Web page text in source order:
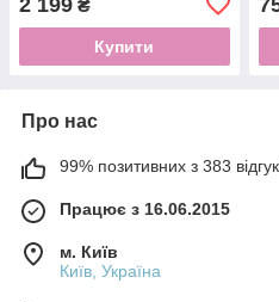
₴
Купити
Про нас
99% позитивних з 383
Працює з 16.06.2015
м. Київ
Київ, Україна